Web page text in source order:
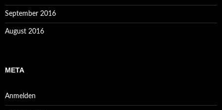
September 2016
August 2016
META
Anmelden